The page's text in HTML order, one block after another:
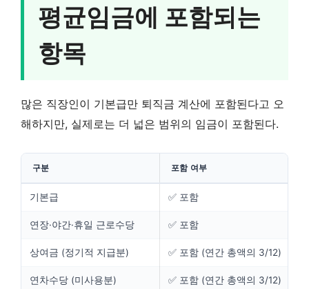
평균임금에 포함되는
항목
많은 직장인이 기본급만 퇴직금 계산에 포함된다고 오
해하지만, 실제로는 더 넓은 범위의 임금이 포함된다.
구분 포함 여부
기본급 ✅ 포함
연장·야간·휴일 근로수당 ✅ 포함
상여금 (정기적 지급분) ✅ 포함 (연간 총액의 3/12)
연차수당 (미사용분) ✅ 포함 (연간 총액의 3/12)